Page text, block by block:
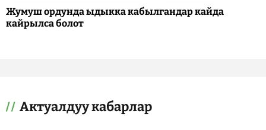
Жумуш ордунда ыдыкка кабылгандар кайда
кайрылса болот
Актуалдуу кабарлар